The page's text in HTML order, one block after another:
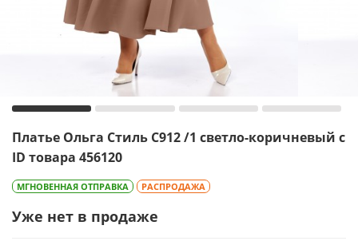
Платье Ольга Стиль С912 /1 светло-коричневый с
ID товара 456120
МГНОВЕННАЯ ОТПРАВКА РАСПРОДАЖА
Уже нет в продаже